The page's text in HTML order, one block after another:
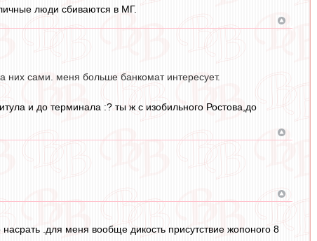
люди сбиваются в МГ.
них сами. меня больше банкомат интересует.
и до терминала :? ты ж с изобильного Ростова,до
.для меня вообще дикость присутствие жопоного 8